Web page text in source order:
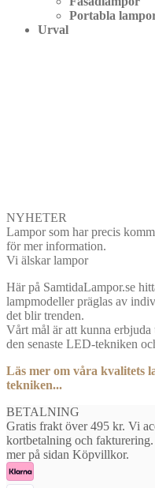
Portabla
Urval
NYHETER
Lampor som har precis
för mer information.
Vi älskar lampor
Här på SamtidaLampor.se
lampmodeller präglas av
det blir trenden.
Vårt mål är att kunna
den senaste LED-tekniken
Läs mer om våra kvalitets
tekniken...
BETALNING
Gratis frakt över 495 kr. Vi
kortbetalning och
mer på sidan Köpvillkor.